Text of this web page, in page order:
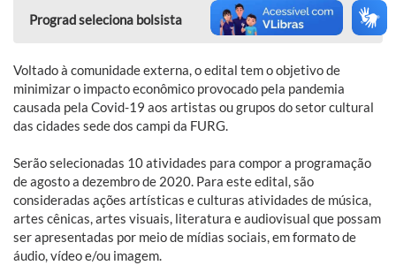
Prograd seleciona bolsista
Voltado à comunidade externa, o edital tem o objetivo de
minimizar o impacto econômico provocado pela pandemia
causada pela Covid-19 aos artistas ou grupos do setor cultural
das cidades sede dos campi da FURG.
Serão selecionadas 10 atividades para compor a programação
de agosto a dezembro de 2020. Para este edital, são
consideradas ações artísticas e culturas atividades de música,
artes cênicas, artes visuais, literatura e audiovisual que possam
ser apresentadas por meio de mídias sociais, em formato de
áudio, vídeo e/ou imagem.